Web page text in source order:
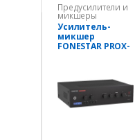
Предусилители и
микшеры
Усилитель-
микшер
FONESTAR PROX-